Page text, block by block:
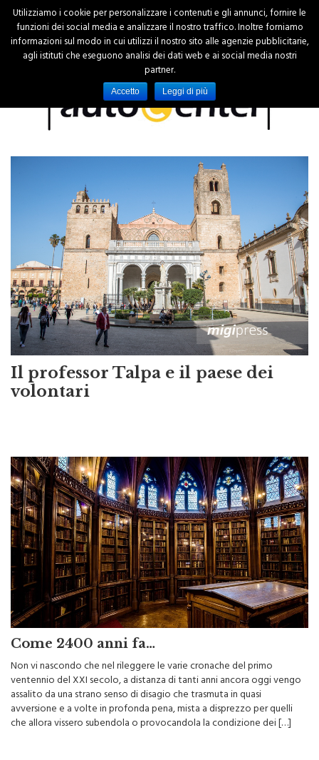
Il professor Talpa e il paese dei
Come 2400 anni fa…
Non vi nascondo che nel rileggere le varie cronache del primo
ventennio del XXI secolo, a distanza di tanti anni ancora oggi vengo
assalito da una strano senso di disagio che trasmuta in quasi
avversione e a volte in profonda pena, mista a disprezzo per quelli
Utilizziamo i cookie per personalizzare i contenuti e gli annunci, fornire le
funzioni dei social media e analizzare il nostro traffico. Inoltre forniamo
informazioni sul modo in cui utilizzi il nostro sito alle agenzie pubblicitarie,
agli istituti che eseguono analisi dei dati web e ai social media nostri
partner.
Accetto Leggi di più